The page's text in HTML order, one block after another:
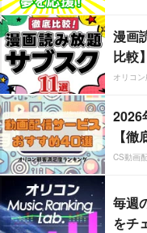
漫画
比較】
オリコ
2026
【徹
CS動画
毎週
をチ